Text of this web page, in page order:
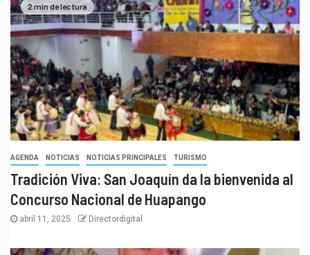
2 min de lectura
AGENDA NOTICIAS NOTICIAS PRINCIPALES TURISMO
Tradición Viva: San Joaquín da la bienvenida al
Concurso Nacional de Huapango
abril 11, 2025 Directordigital